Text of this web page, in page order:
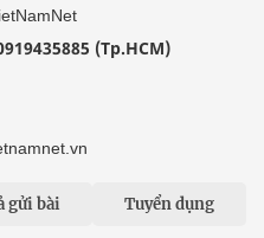
(Tp.HCM)
gửi bài Tuyển dụng